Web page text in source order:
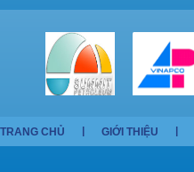
TRANG CHỦ GIỚI THIỆU